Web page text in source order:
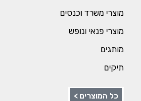
מוצרי משרד וכנסים
מוצרי פנאי ונופש
מותגים
תיקים
כל המוצרים >